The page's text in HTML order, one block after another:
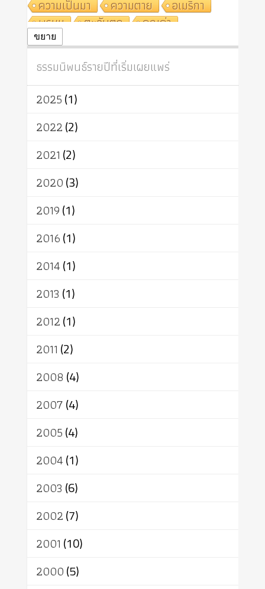
ความเป็นมา ความตาย
อเมริกา
พรหม
ตะวันตก
คุณค่า
ปฏิจจสมุปบาท
ศาสนาประจำชาติ
อินเดีย
ผู้บริโภค
ธรรมาธิปไตย
จักร
การแยกรัฐกับศาสนา
ธรรมชาติ
เทคโนโลยี
สิทธิ
พุทธบริษัท
อัตถะ
เทวดา
ขยาย
ธรรมนิพนธ์รายปีที่เริ่มเผยแพร่
2025(1)
2022(2)
2021 (2)
2020(3)
2019(1)
2016(1)
2014(1)
2013 (1)
2012(1)
2011 (2)
2008 (4)
2007(4)
2005(4)
2004(1)
2003 (6)
2002(7)
2001 (10)
2000(5)